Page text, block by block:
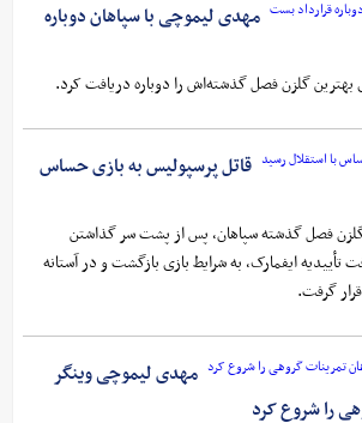
مهدی لیموچی با سپاهان دوباره
بهترین گلزن فصل گذشته‌اش را دوباره دریافت کرد.
قاتل پرسپولیس به بازی حساس
فصل گذشته سپاهان، پس از پشت سر گذاشتن
ایفمارک، به شرایط بازی بازگشت و در آستانه
گرفت.
مهدی لیموچی وینگر
را شروع کرد